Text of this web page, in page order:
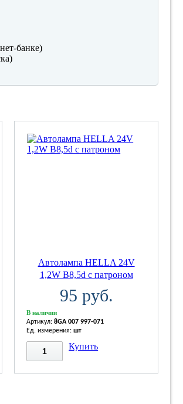
банке)
Автолампа HELLA 24V
1,2W B8,5d с патроном
95 руб.
В наличии
Артикул:8GA 007 997-071
Ед. измерения:шт
Купить